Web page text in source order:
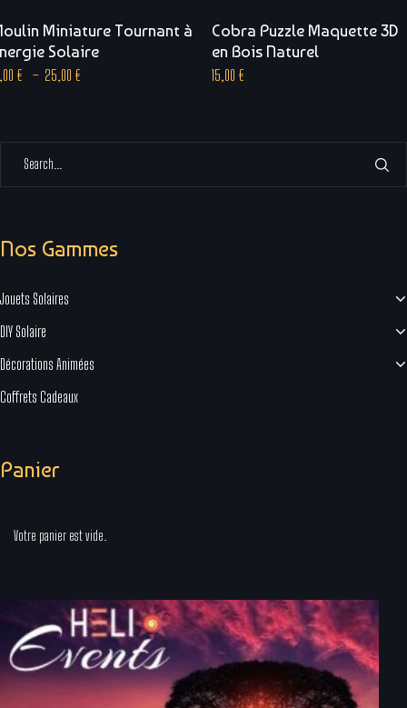
Miniature Tournant à
Solaire
€ – 25,00 €
Cobra Puzzle Maquette 3D
en Bois Naturel
15,00 €
Nos Gammes
Jouets Solaires
DIY Solaire
Décorations Animées
Coffrets Cadeaux
Panier
Votre panier est vide.